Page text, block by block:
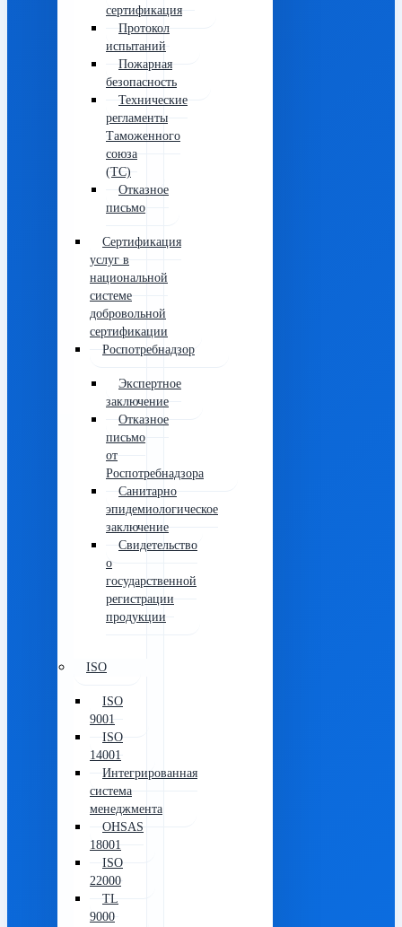
сертификация
Протокол
испытаний
Пожарная
безопасность
Технические
регламенты
Таможенного
союза
(ТС)
Отказное
письмо
Сертификация
услуг в
национальной
системе
добровольной
сертификации
Роспотребнадзор
Экспертное
заключение
Отказное
письмо
от
Роспотребнадзора
Санитарно
эпидемиологическое
заключение
Свидетельство
о
государственной
регистрации
продукции
ISO
ISO
9001
ISO
14001
Интегрированная
система
менеджмента
OHSAS
18001
ISO
22000
TL
9000